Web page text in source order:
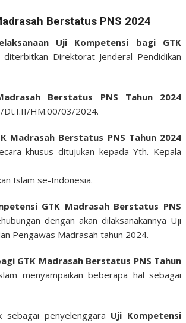
Berstatus PNS 2024
Uji Kompetensi bagi GTK
diterbitkan Direktorat Jenderal Pendidikan
Berstatus PNS Tahun 2024
Dt.I.II/HM.00/03/2024.
Madrasah Berstatus PNS Tahun 2024
khusus ditujukan kepada Yth. Kepala
Islam se-Indonesia.
GTK Madrasah Berstatus PNS
dengan akan dilaksanakannya Uji
Pengawas Madrasah tahun 2024.
GTK Madrasah Berstatus PNS Tahun
menyampaikan beberapa hal sebagai
sebagai penyelenggara Uji Kompetensi